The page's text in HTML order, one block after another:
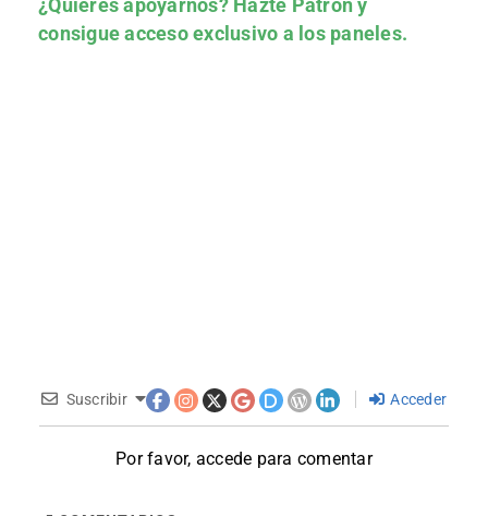
¿Quieres apoyarnos? Hazte Patróny
consigue acceso exclusivo a los paneles.
Suscribir Acceder
Por favor, accede para comentar